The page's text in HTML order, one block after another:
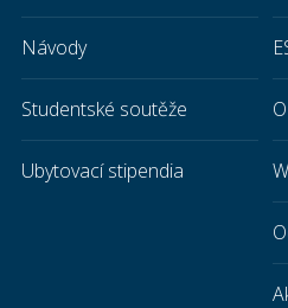
Návody
Studentské soutěže
Ubytovací stipendia